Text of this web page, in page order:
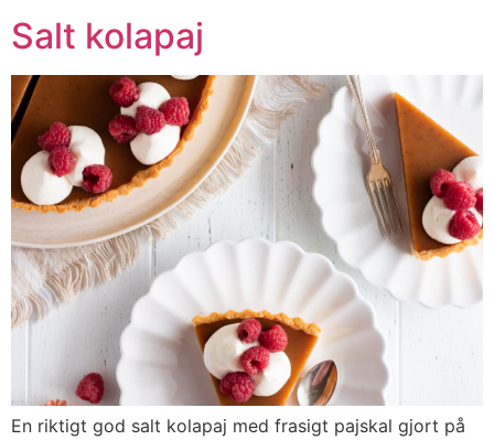
Salt kolapaj
En riktigt god salt kolapaj med frasigt pajskal gjort på